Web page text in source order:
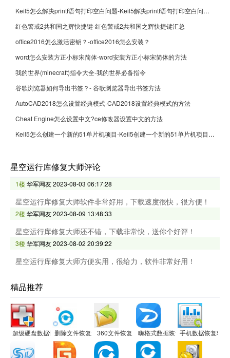
Keil5怎么解决printf语句打印空白问题-Keil5解决printf语句打印空白问题的方法
红色警戒2共和国之辉快捷键-红色警戒2共和国之辉快捷键汇总
office2016怎么激活密钥？-office2016怎么安装？
word怎么安装方正小标宋简体-word安装方正小标宋简体的方法
我的世界(minecraft)指令大全-我的世界必备指令
谷歌浏览器如何导出书签？- 谷歌浏览器导出书签方法
AutoCAD2018怎么设置经典模式-CAD2018设置经典模式的方法
Cheat Engine怎么设置中文?ce修改器设置中文的方法
Keil5怎么创建一个新的51单片机项目-Keil5创建一个新的51单片机项目的方法
星空运行库修复大师评论
1楼华军网友2023-08-03 06:17:28
星空运行库修复大师软件非常好用，下载速度很快，很方便！
2楼华军网友2023-08-09 13:48:33
星空运行库修复大师还不错，下载非常快，送你个好评！
3楼华军网友2023-08-02 20:39:22
星空运行库修复大师方便实用，很给力，软件非常好用！
精品推荐
超级硬盘数据恢复软件删除文件恢复大师软件
360文件恢复 嗨格式数据恢复大师手机数据恢复软件